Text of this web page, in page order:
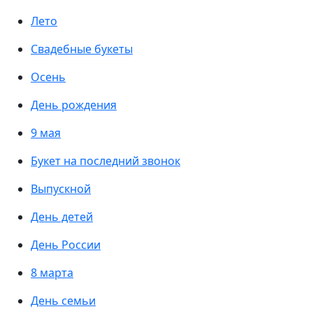
Лето
Свадебные букеты
Осень
День рождения
9 мая
Букет на последний звонок
Выпускной
День детей
День России
8 марта
День семьи